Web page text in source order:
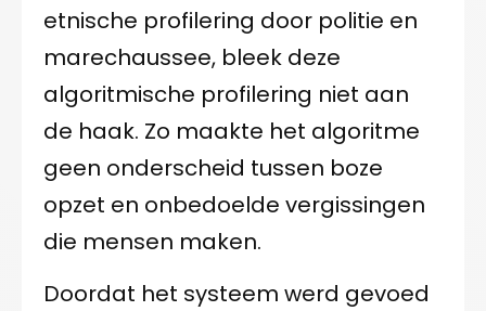
etnische profilering door politie en
marechaussee, bleek deze
algoritmische profilering niet aan
de haak. Zo maakte het algoritme
geen onderscheid tussen boze
opzet en onbedoelde vergissingen
die mensen maken.
Doordat het systeem werd gevoed